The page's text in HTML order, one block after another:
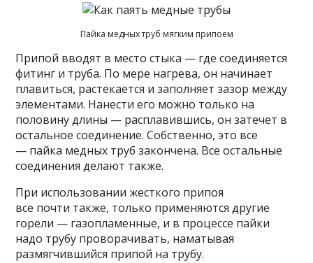
Пайка медных труб мягким припоем
Припой вводят в место стыка — где соединяется
фитинг и труба. По мере нагрева, он начинает
плавиться, растекается и заполняет зазор между
элементами. Нанести его можно только на
половину длины — расплавившись, он затечет в
остальное соединение. Собственно, это все
— пайка медных труб закончена. Все остальные
соединения делают также.
При использовании жесткого припоя
все почти также, только применяются другие
горели — газопламенные, и в процессе пайки
надо трубу проворачивать, наматывая
размягчившийся припой на трубу.